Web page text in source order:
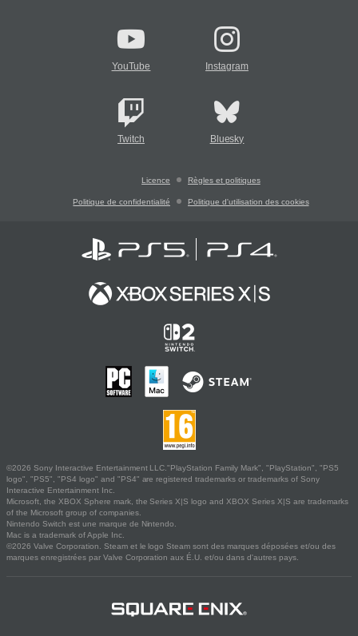
YouTube Instagram
Twitch Bluesky
Licence Règles et politiques
Politique de confidentialité Politique d'utilisation des cookies
©2026 Sony Interactive Entertainment LLC."PlayStation Family Mark", "PlayStation", "PS5
logo", "PS5", "PS4 logo" and "PS4" are registered trademarks or trademarks of Sony
Interactive Entertainment Inc.
Microsoft, the XBOX Sphere mark, the Series X|S logo and XBOX Series X|S are trademarks
of the Microsoft group of companies.
Nintendo Switch est une marque de Nintendo.
Mac is a trademark of Apple Inc.
©2026 Valve Corporation. Steam et le logo Steam sont des marques déposées et/ou des
marques enregistrées par Valve Corporation aux É.U. et/ou dans d'autres pays.